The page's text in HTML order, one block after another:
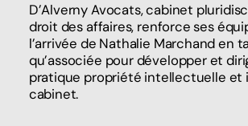
D’Alverny Avocats, cabinet
droit des affaires, renforce ses
l’arrivée de Nathalie Marchand en
qu’associée pour développer et
pratique propriété intellectuelle et
cabinet.